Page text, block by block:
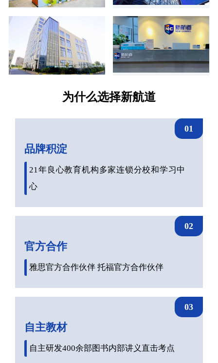
为什么选择新航道
01
品牌积淀
21年良心教育机构多家连锁分校和学习中
心
02
官方合作
雅思官方合作伙伴 托福官方合作伙伴
03
自主教材
自主研发400余部图书内部讲义直击考点